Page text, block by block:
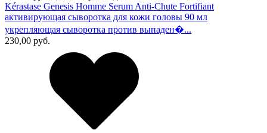
Kérastase Genesis Homme Serum Anti-Chute Fortifiant
активирующая сыворотка для кожи головы 90 мл
укрепляющая сыворотка против выпаден�...
230,00 руб.